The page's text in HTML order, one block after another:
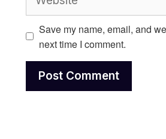
Save my name, email, and
next time I comment.